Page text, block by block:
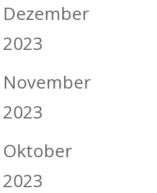
Dezember
2023
November
2023
Oktober
2023